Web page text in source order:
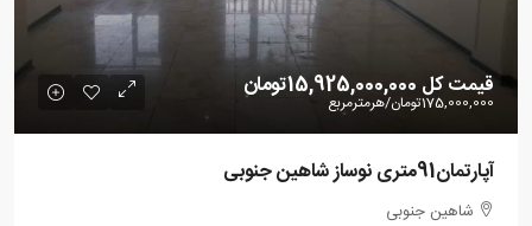
قیمت کل 15,925,000,000تومان
175,000,000تومان /هرمترمربع
آپارتمان91متری نوساز شاهین جنوبی
شاهین جنوبی